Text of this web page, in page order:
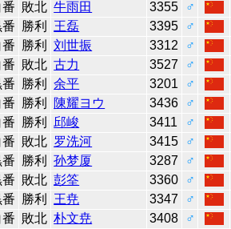
番 敗北 牛雨田 3355
♂
勝利 王磊 3395
♂
番 勝利 刘世振 3312
♂
番 敗北 古力 3527
♂
勝利 余平 3201
♂
番 勝利 陳耀ヨウ 3436
♂
番 勝利 邱峻 3411
♂
番 敗北 罗洗河 3415
♂
勝利 孙梦厦 3287
♂
敗北 彭筌 3360
♂
勝利 王尭 3347
♂
番 敗北 朴文尭 3408
♂